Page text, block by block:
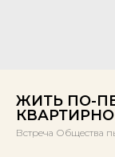
ЖИТЬ ПО-
Встреча Общества